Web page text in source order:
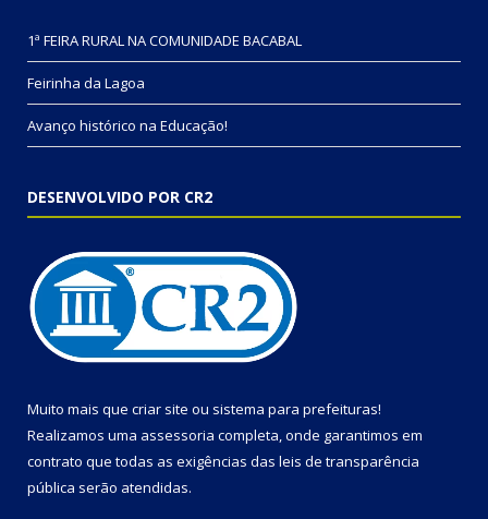
1ª FEIRA RURAL NA COMUNIDADE BACABAL
Feirinha da Lagoa
Avanço histórico na Educação!
DESENVOLVIDO POR CR2
Muito mais que criar site ou sistema para prefeituras!
Realizamos uma assessoria completa, onde garantimos em
contrato que todas as exigências das leis de transparência
pública serão atendidas.